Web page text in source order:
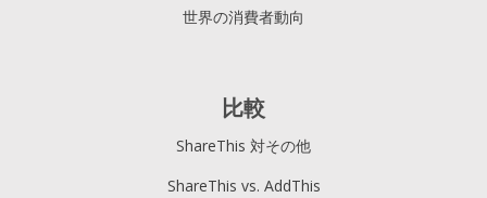
世界の消費者動向
比較
ShareThis 対その他
ShareThis vs. AddThis